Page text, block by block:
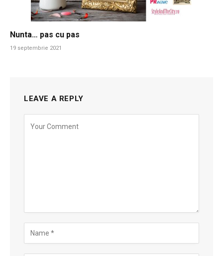
Nunta… pas cu pas
19 septembrie 2021
LEAVE A REPLY